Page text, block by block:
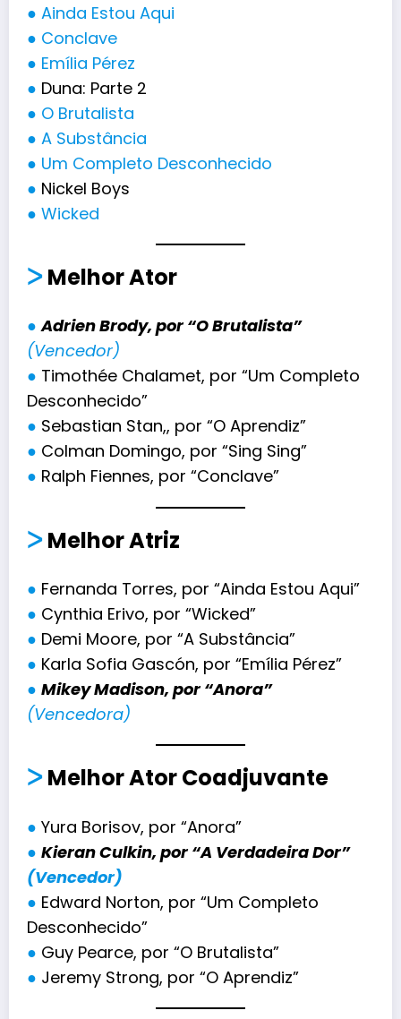
● Ainda Estou Aqui
● Conclave
● Emília Pérez
● Duna: Parte 2
● O Brutalista
● A Substância
● Um Completo Desconhecido
● Nickel Boys
● Wicked
ᐳMelhor Ator
● Adrien Brody, por “O Brutalista”
(Vencedor)
● Timothée Chalamet, por “Um Completo
Desconhecido”
● Sebastian Stan,, por “O Aprendiz”
● Colman Domingo, por “Sing Sing”
● Ralph Fiennes, por “Conclave”
ᐳMelhor Atriz
● Fernanda Torres, por “Ainda Estou Aqui”
● Cynthia Erivo, por “Wicked”
● Demi Moore, por “A Substância”
● Karla Sofia Gascón, por “Emília Pérez”
● Mikey Madison, por “Anora”
(Vencedora)
ᐳMelhor Ator Coadjuvante
● Yura Borisov, por “Anora”
● Kieran Culkin, por “A Verdadeira Dor”
(Vencedor)
● Edward Norton, por “Um Completo
Desconhecido”
● Guy Pearce, por “O Brutalista”
● Jeremy Strong, por “O Aprendiz”